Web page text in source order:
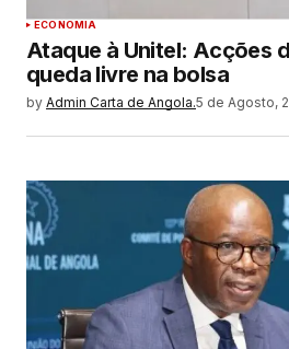
ECONOMIA
Ataque à Unitel: Acções
queda livre na bolsa
by Admin Carta de Angola.5 de Agosto,